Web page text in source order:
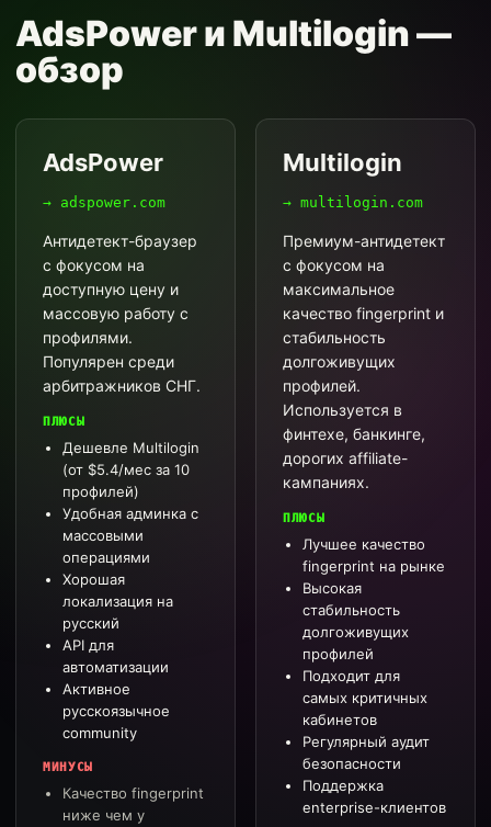
AdsPower и Multilogin —
обзор
AdsPower
→ adspower.com
Антидетект-браузер
с фокусом на
доступную цену и
массовую работу с
профилями.
Популярен среди
арбитражников СНГ.
ПЛЮСЫ
Дешевле Multilogin
(от $5.4/мес за 10
профилей)
Удобная админка с
массовыми
операциями
Хорошая
локализация на
русский
API для
автоматизации
Активное
русскоязычное
community
МИНУСЫ
Качество fingerprint
ниже чем у
Multilogin
→ multilogin.com
Премиум-антидетект
с фокусом на
максимальное
качество fingerprint и
стабильность
долгоживущих
профилей.
Используется в
финтехе, банкинге,
дорогих affiliate-
кампаниях.
ПЛЮСЫ
Лучшее качество
fingerprint на рынке
Высокая
стабильность
долгоживущих
профилей
Подходит для
самых критичных
кабинетов
Регулярный аудит
безопасности
Поддержка
enterprise-клиентов